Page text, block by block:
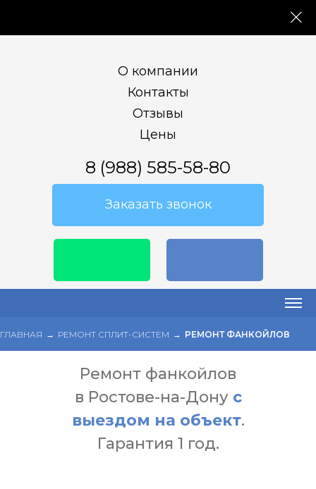
О компании
Цены
Отзывы
Контакты
8 (988) 585-58-80
Заказать звонок
ГЛАВНАЯ → РЕМОНТ СПЛИТ-СИСТЕМ → РЕМОНТ ФАНКОЙЛОВ
Ремонт фанкойлов
в Ростове-на-Дону с
выездом на объект.
Гарантия 1 год.